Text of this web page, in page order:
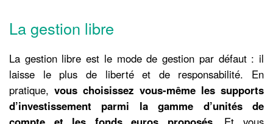
La gestion libre
La gestion libre est le mode de gestion par défaut : il
laisse le plus de liberté et de responsabilité. En
pratique,vous choisissez vous-même les supports
d’investissement parmi la gamme d’unités de